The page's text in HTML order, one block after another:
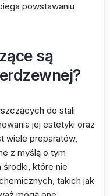
powstawaniu
są
do stali
jej estetyki oraz
wiele preparatów,
z myślą o tym
środki, które nie
takich jak